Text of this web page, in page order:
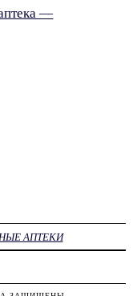
—
АПТЕКИ